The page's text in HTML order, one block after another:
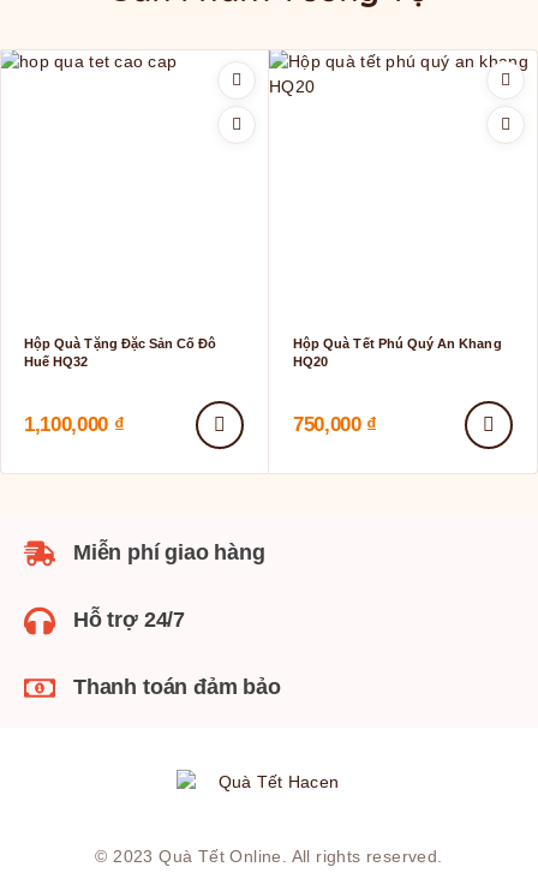
Hộp Quà Tặng Đặc Sản Cố Đô
Huế HQ32
1,100,000 ₫
Hộp Quà Tết Phú Quý An Khang
HQ20
750,000 ₫
Miễn phí giao hàng
Hỗ trợ 24/7
Thanh toán đảm bảo
© 2023Quà Tết Online. All rights reserved.